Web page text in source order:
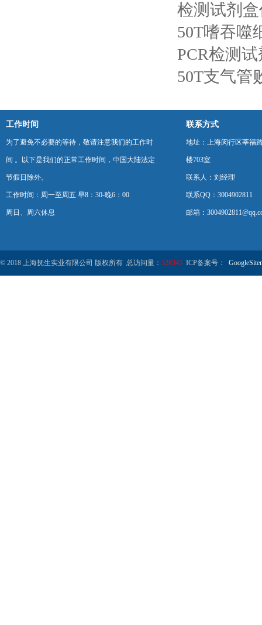
检测试剂
50T嗜吞噬
PCR检测
50T支气管
工作时间
为了避免不必要的等待，敬请注意我们的工作时
间 。以下是我们的正常工作时间，中国大陆法定
节假日除外。
工作时间：周一至周五 早8：30-晚6：00
周日、周六休息
联系方式
地址：上海闵行区莘福
楼703室
联系人：刘经理
联系QQ：3004902811
邮箱：
© 2018 上海抚生实业有限公司 版权所有 总访问量： 328345 ICP备案号：